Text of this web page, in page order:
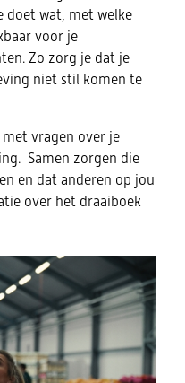
doet wat, met welke
voor je
Zo zorg je dat je
niet stil komen te
vragen over je
Samen zorgen die
en dat anderen op jou
over het draaiboek